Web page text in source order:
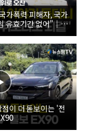
가폭력 피해자, 국가
유효기간 없어"｜
위로 오찬
이 더 돋보이는 '전